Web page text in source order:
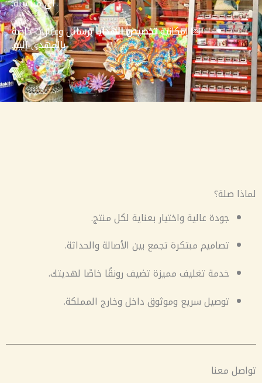
أي مناسبة.
💌 إمكانيةتخصيص الهدايابرسائل وعبارات خاصة
بالمهدى إليه.
لماذا صلة؟
جودة عالية واختيار بعناية لكل منتج.
تصاميم مبتكرة تجمع بين الأصالة والحداثة.
خدمة تغليف مميزة تضيف رونقًا خاصًا لهديتك.
توصيل سريع وموثوق داخل وخارج المملكة.
تواصل معنا